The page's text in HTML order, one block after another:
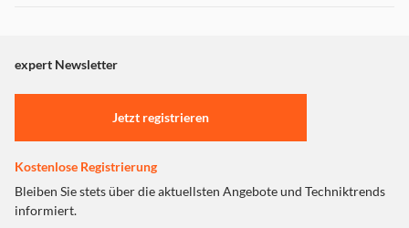
"Marketing".
Einstellungen anpassen
expert Newsletter
Jetzt registrieren
Kostenlose Registrierung
Bleiben Sie stets über die aktuellsten Angebote und Techniktrends
informiert.